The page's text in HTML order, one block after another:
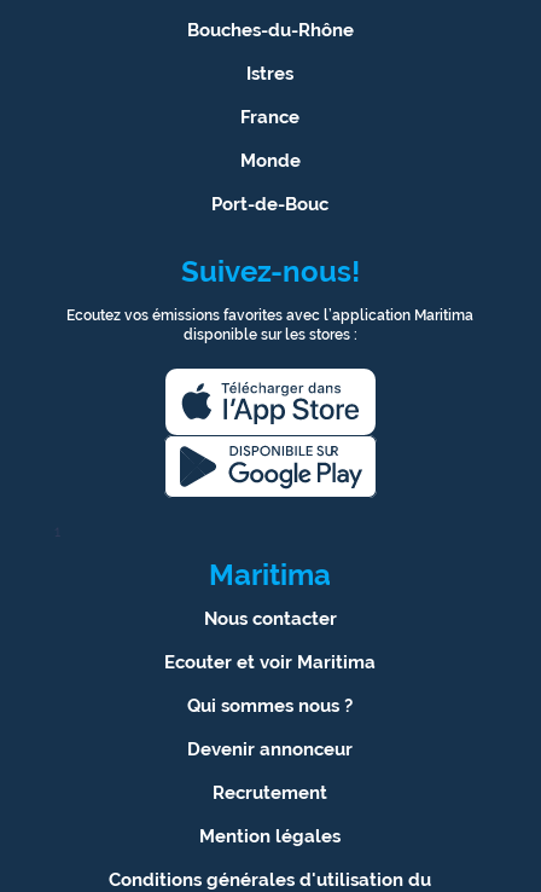
Bouches-du-Rhône
Istres
France
Monde
Port-de-Bouc
Suivez-nous!
Ecoutez vos émissions favorites avec l’application Maritima
disponible sur les stores :
1
Maritima
Nous contacter
Ecouter et voir Maritima
Qui sommes nous ?
Devenir annonceur
Recrutement
Mention légales
Conditions générales d'utilisation du